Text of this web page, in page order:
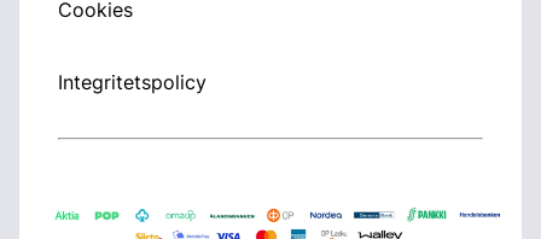
Cookies
Integritetspolicy